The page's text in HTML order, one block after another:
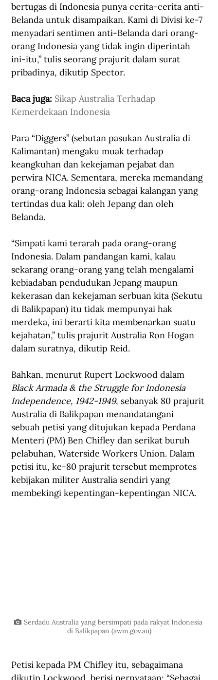
bertugas di Indonesia punya cerita-cerita anti-
Belanda untuk disampaikan. Kami di Divisi ke-7
menyadari sentimen anti-Belanda dari orang-
orang Indonesia yang tidak ingin diperintah
ini-itu,” tulis seorang prajurit dalam surat
pribadinya, dikutip Spector.
Baca juga: Sikap Australia Terhadap
Kemerdekaan Indonesia
Para “Diggers” (sebutan pasukan Australia di
Kalimantan) mengaku muak terhadap
keangkuhan dan kekejaman pejabat dan
perwira NICA. Sementara, mereka memandang
orang-orang Indonesia sebagai kalangan yang
tertindas dua kali: oleh Jepang dan oleh
Belanda.
“Simpati kami terarah pada orang-orang
Indonesia. Dalam pandangan kami, kalau
sekarang orang-orang yang telah mengalami
kebiadaban pendudukan Jepang maupun
kekerasan dan kekejaman serbuan kita (Sekutu
di Balikpapan) itu tidak mempunyai hak
merdeka, ini berarti kita membenarkan suatu
kejahatan,” tulis prajurit Australia Ron Hogan
dalam suratnya, dikutip Reid.
Bahkan, menurut Rupert Lockwood dalam
Black Armada & the Struggle for Indonesia
Independence, 1942-1949, sebanyak 80 prajurit
Australia di Balikpapan menandatangani
sebuah petisi yang ditujukan kepada Perdana
Menteri (PM) Ben Chifley dan serikat buruh
pelabuhan, Waterside Workers Union. Dalam
petisi itu, ke-80 prajurit tersebut memprotes
kebijakan militer Australia sendiri yang
membekingi kepentingan-kepentingan NICA.
Serdadu Australia yang bersimpati pada rakyat Indonesia
di Balikpapan (awm.gov.au)
Petisi kepada PM Chifley itu, sebagaimana